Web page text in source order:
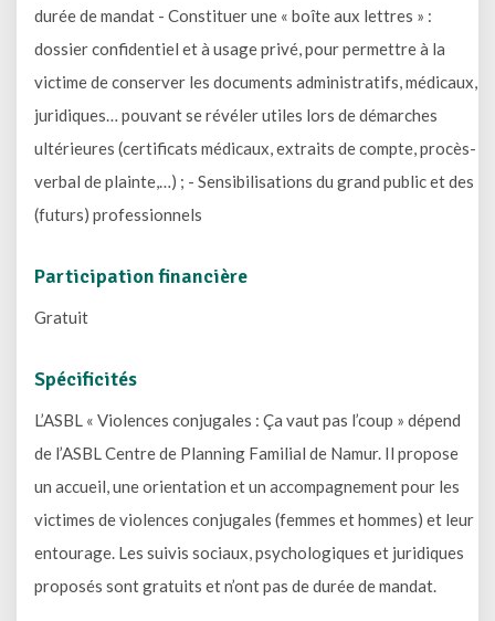
durée de mandat - Constituer une « boîte aux lettres » :
dossier confidentiel et à usage privé, pour permettre à la
victime de conserver les documents administratifs, médicaux,
juridiques… pouvant se révéler utiles lors de démarches
ultérieures (certificats médicaux, extraits de compte, procès-
verbal de plainte,…) ; - Sensibilisations du grand public et des
(futurs) professionnels
Participation financière
Gratuit
Spécificités
L’ASBL « Violences conjugales : Ça vaut pas l’coup » dépend
de l’ASBL Centre de Planning Familial de Namur. Il propose
un accueil, une orientation et un accompagnement pour les
victimes de violences conjugales (femmes et hommes) et leur
entourage. Les suivis sociaux, psychologiques et juridiques
proposés sont gratuits et n’ont pas de durée de mandat.